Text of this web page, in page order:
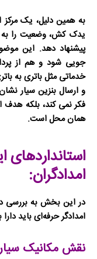
به همین دلیل، یک مرکز
یدک کش، وضعیت را به
پیشنهاد دهد. این
جویی شود و هم از
خدماتی مثل باتری به
و ارسال بنزین سیار
فکر نمی کند، بلکه
همان محل است.
استانداردهای
امدادگران:
در این بخش به بررسی
امدادگر حرفه‌ای باید
نقش مکانیک